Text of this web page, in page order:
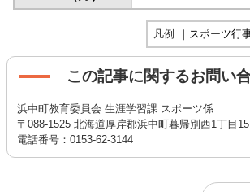
凡例 ｜ スポーツ行
この記事に関するお問い
浜中町教育委員会 生涯学習課 スポーツ係
〒088-1525 北海道厚岸郡浜中町暮帰別西1丁目
電話番号：0153-62-3144